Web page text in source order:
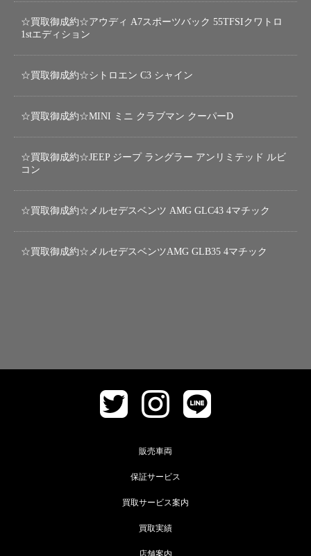
☆買取御成約☆アウディ A7スポーツバック 55TFSIクワトロ
1stエディション
☆買取御成約☆シトロエン C3 シャイン
☆買取御成約☆MINI ミニ クラブマン クーパーD
☆買取御成約☆JEEP ジープ ラングラー アンリミテッド ルビ
コン
☆買取御成約☆メルセデスベンツ AMG GLC43 4マチック
☆買取御成約☆メルセデスベンツAMG GLB35 4マチック
販売車両
保証サービス
買取サービス案内
買取実績